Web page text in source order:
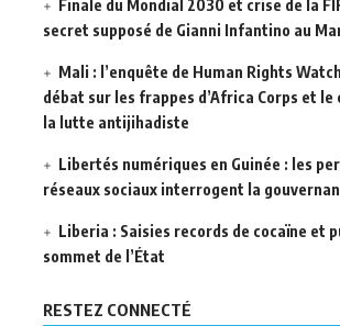
Finale du Mondial 2030 et crise de la
secret supposé de Gianni Infantino au
Mali : l’enquête de Human Rights
débat sur les frappes d’Africa Corps et le
la lutte antijihadiste
Libertés numériques en Guinée : les
réseaux sociaux interrogent la
Liberia : Saisies records de cocaïne et
sommet de l’État
RESTEZ CONNECTÉ